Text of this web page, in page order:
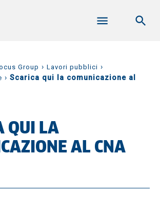
Group › Lavori pubblici ›
› Scarica qui la comunicazione al
QUI LA
AL CNA